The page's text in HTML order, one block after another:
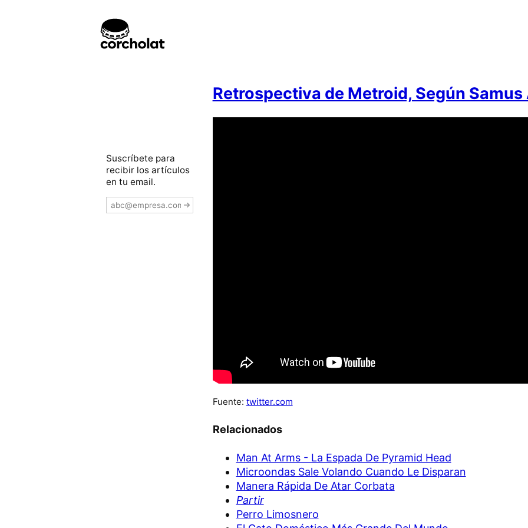
Retrospectiva de Metroid, Según Samus
Fuente: twitter.com
Relacionados
Man At Arms - La Espada De Pyramid Head
Microondas Sale Volando Cuando Le Disparan
Manera Rápida De Atar Corbata
Partir
Perro Limosnero
Suscríbete para
recibir los artículos
en tu email.